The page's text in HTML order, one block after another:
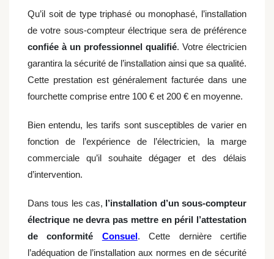
Qu’il soit de type triphasé ou monophasé, l’installation
de votre sous-compteur électrique sera de préférence
confiée à un professionnel qualifié. Votre électricien
garantira la sécurité de l’installation ainsi que sa qualité.
Cette prestation est généralement facturée dans une
fourchette comprise entre 100 € et 200 € en moyenne.
Bien entendu, les tarifs sont susceptibles de varier en
fonction de l’expérience de l’électricien, la marge
commerciale qu’il souhaite dégager et des délais
d’intervention.
Dans tous les cas, l’installation d’un sous-compteur
électrique ne devra pas mettre en péril l’attestation
de conformité Consuel. Cette dernière certifie
l’adéquation de l’installation aux normes en de sécurité